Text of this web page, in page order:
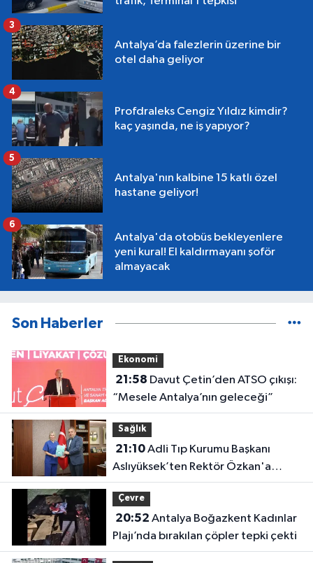
Antalya’da falezlerin üzerine bir
otel daha geliyor
3
Profdraleks Cengiz Yıldız kimdir?
kaç yaşında, ne iş yapıyor?
4
Antalya'nın kalbine 15 katlı özel
hastane geliyor!
5
Antalya'da otobüs bekleyenlere
yeni kural! El kaldırmayanı şoför
almayacak
6
Son Haberler
Ekonomi
21:58
“Mesele Antalya’nın geleceği”
Sağlık
21:10Adli Tıp Kurumu Başkanı
Aslıyüksek’ten Rektör Özkan'a
davet
Çevre
20:52
Plajı’nda bırakılan çöpler tepki çekti